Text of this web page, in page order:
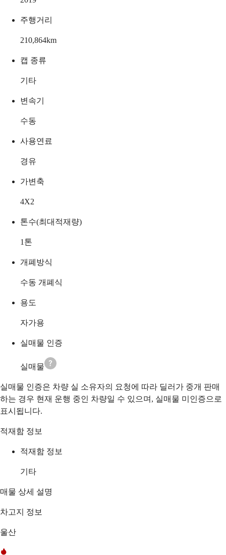
주행거리
210,864km
캡 종류
기타
변속기
수동
사용연료
경유
가변축
4X2
톤수(최대적재량)
1 톤
개폐방식
수동 개폐식
용도
자가용
실매물 인증
실매물
실매물 인증은 차량 실 소유자의 요청에 따라 딜러가 중개 판매
하는 경우 현재 운행 중인 차량일 수 있으며, 실매물 미인증으로
표시됩니다.
적재함 정보
적재함 정보
기타
매물 상세 설명
차고지 정보
울산